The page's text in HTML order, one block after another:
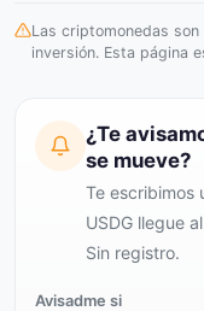
Las criptomonedas
inversión. Esta página
¿Te
se mueve?
Te escribimos
USDG llegue
Sin registro.
Avisadme si